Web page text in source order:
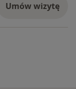
Umów wizytę